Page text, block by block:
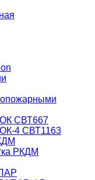
СВТ667
4 СВТ1163
РКДМ